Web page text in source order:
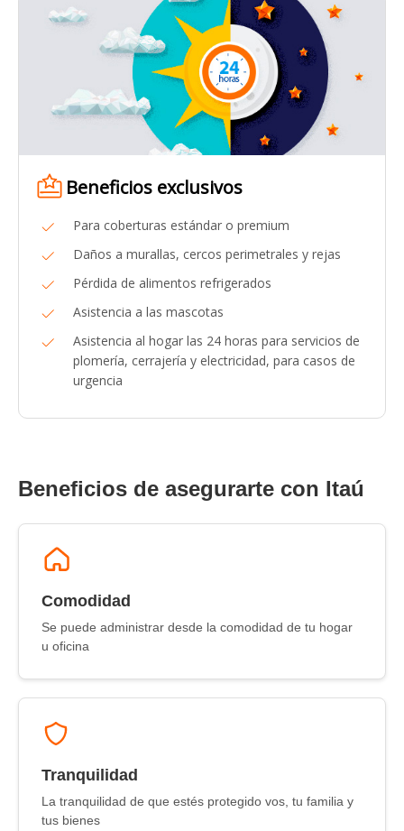
Beneficios exclusivos
Para coberturas estándar o premium
Daños a murallas, cercos perimetrales y rejas
Pérdida de alimentos refrigerados
Asistencia a las mascotas
Asistencia al hogar las 24 horas para servicios de
plomería, cerrajería y electricidad, para casos de
urgencia
Beneficios de asegurarte con Itaú
Comodidad
Se puede administrar desde la comodidad de tu hogar
u oficina
Tranquilidad
La tranquilidad de que estés protegido vos, tu familia y
tus bienes